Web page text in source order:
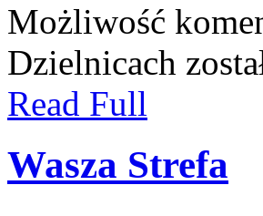
Możliwość
Dzielnicach
Read Full
Wasza Strefa